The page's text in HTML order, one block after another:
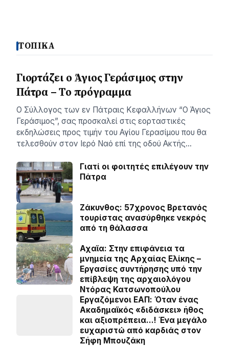
ΤΟΠΙΚΑ
Γιορτάζει ο Άγιος Γεράσιμος στην
Πάτρα – Το πρόγραμμα
Ο Σύλλογος των εν Πάτραις Κεφαλλήνων “Ο Άγιος
Γεράσιμος”, σας προσκαλεί στις εορταστικές
εκδηλώσεις προς τιμήν του Αγίου Γερασίμου που θα
τελεσθούν στον Ιερό Ναό επί της οδού Ακτής…
Γιατί οι φοιτητές επιλέγουν την
Πάτρα
Ζάκυνθος: 57χρονος Βρετανός
τουρίστας ανασύρθηκε νεκρός
από τη θάλασσα
Αχαϊα: Στην επιφάνεια τα
μνημεία της Αρχαίας Ελίκης –
Εργασίες συντήρησης υπό την
επίβλεψη της αρχαιολόγου
Ντόρας Κατσωνοπούλου
Εργαζόμενοι ΕΑΠ: Όταν ένας
Ακαδημαϊκός «διδάσκει» ήθος
και αξιοπρέπεια…! Ένα μεγάλο
ευχαριστώ από καρδιάς στον
Σήφη Μπουζάκη